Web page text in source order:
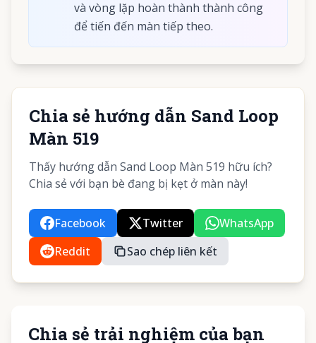
và vòng lặp hoàn thành thành công
để tiến đến màn tiếp theo.
Chia sẻ hướng dẫn Sand Loop
Màn 519
Thấy hướng dẫn Sand Loop Màn 519 hữu ích?
Chia sẻ với bạn bè đang bị kẹt ở màn này!
Facebook Twitter
WhatsApp
Reddit
Sao chép liên kết
Chia sẻ trải nghiệm của bạn